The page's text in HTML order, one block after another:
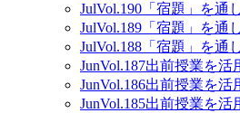
JulVol.190 「宿題」を通
JulVol.189 「宿題」を通
JulVol.188 「宿題」を通
JunVol.187出前授業を
JunVol.186出前授業を
JunVol.185出前授業を